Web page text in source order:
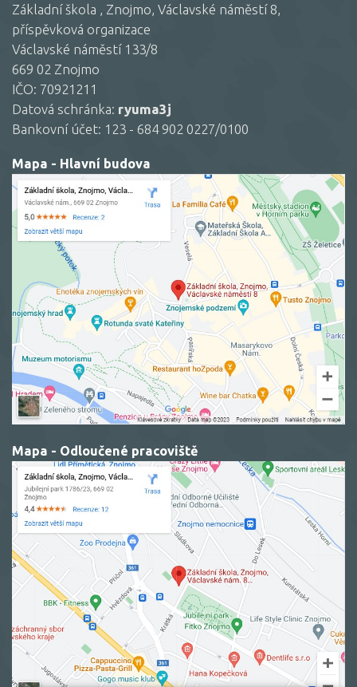
Základní škola , Znojmo, Václavské náměstí 8,
příspěvková organizace
Václavské náměstí 133/8
669 02 Znojmo
IČO: 70921211
Datová schránka: ryuma3j
Bankovní účet: 123 - 684 902 0227/0100
Mapa - Hlavní budova
Mapa - Odloučené pracoviště